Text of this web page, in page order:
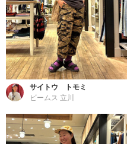
サイトウ トモミ
ビームス 立川